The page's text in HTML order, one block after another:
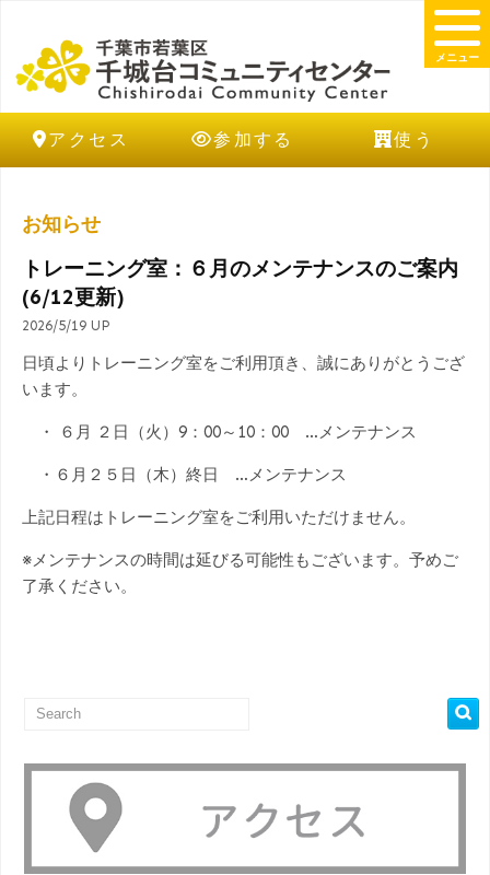
アクセス 参加する 使う
メニュー
お知らせ
トレーニング室：６月のメンテナンスのご案内
(6/12更新)
2026/5/19 UP
日頃よりトレーニング室をご利用頂き、誠にありがとうござ
います。
・ ６月 ２日（火）9：00～10：00 …メンテナンス
・６月２５日（木）終日 …メンテナンス
上記日程はトレーニング室をご利用いただけません。
※メンテナンスの時間は延びる可能性もございます。予めご
了承ください。